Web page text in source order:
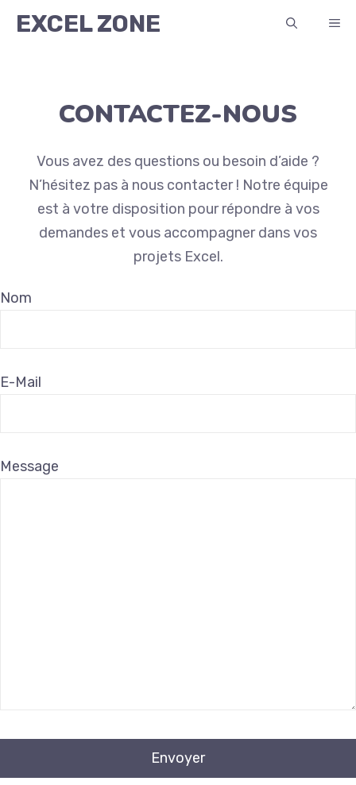
AllerEXCEL ZONE
CONTACTEZ-NOUS
Vous avez des questions ou besoin d’aide ?
N’hésitez pas à nous contacter ! Notre équipe
est à votre disposition pour répondre à vos
demandes et vous accompagner dans vos
projets Excel.
Nom
E-Mail
Message